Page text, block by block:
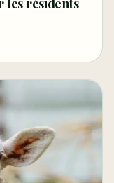
les résidents